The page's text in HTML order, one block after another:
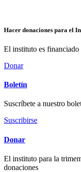
Hacer donaciones para el
El instituto es financiado
Donar
Boletín
Suscríbete a nuestro
Suscribirse
Donar
El instituto para la
donaciones